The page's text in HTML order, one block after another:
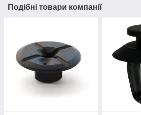
Подібні товари компанії